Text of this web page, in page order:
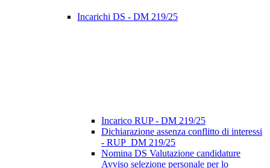
Incarichi DS - DM 219/25
Incarico RUP - DM 219/25
Dichiarazione assenza conflitto di interessi
- RUP_DM 219/25
Nomina DS Valutazione candidature
Avviso selezione personale per lo